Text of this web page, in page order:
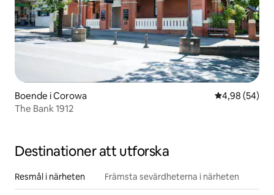
Boende i Corowa 4,98 av 5 i
4,98 (54)
The Bank 1912
Destinationer att utforska
Resmål i närheten Främsta sevärdheterna i närheten